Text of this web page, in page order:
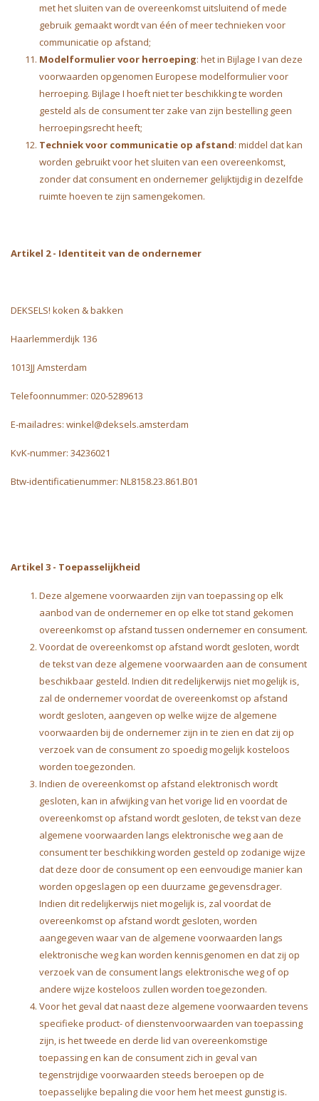
met het sluiten van de overeenkomst uitsluitend of mede
gebruik gemaakt wordt van één of meer technieken voor
communicatie op afstand;
Modelformulier voor herroeping: het in Bijlage I van deze
voorwaarden opgenomen Europese modelformulier voor
herroeping. Bijlage I hoeft niet ter beschikking te worden
gesteld als de consument ter zake van zijn bestelling geen
herroepingsrecht heeft;
Techniek voor communicatie op afstand: middel dat kan
worden gebruikt voor het sluiten van een overeenkomst,
zonder dat consument en ondernemer gelijktijdig in dezelfde
ruimte hoeven te zijn samengekomen.
Artikel 2 - Identiteit van de ondernemer
DEKSELS! koken & bakken
Haarlemmerdijk 136
1013JJ Amsterdam
Telefoonnummer: 020-5289613
E-mailadres: winkel@deksels.amsterdam
KvK-nummer: 34236021
Btw-identificatienummer: NL8158.23.861.B01
Artikel 3 - Toepasselijkheid
Deze algemene voorwaarden zijn van toepassing op elk
aanbod van de ondernemer en op elke tot stand gekomen
overeenkomst op afstand tussen ondernemer en consument.
Voordat de overeenkomst op afstand wordt gesloten, wordt
de tekst van deze algemene voorwaarden aan de consument
beschikbaar gesteld. Indien dit redelijkerwijs niet mogelijk is,
zal de ondernemer voordat de overeenkomst op afstand
wordt gesloten, aangeven op welke wijze de algemene
voorwaarden bij de ondernemer zijn in te zien en dat zij op
verzoek van de consument zo spoedig mogelijk kosteloos
worden toegezonden.
Indien de overeenkomst op afstand elektronisch wordt
gesloten, kan in afwijking van het vorige lid en voordat de
overeenkomst op afstand wordt gesloten, de tekst van deze
algemene voorwaarden langs elektronische weg aan de
consument ter beschikking worden gesteld op zodanige wijze
dat deze door de consument op een eenvoudige manier kan
worden opgeslagen op een duurzame gegevensdrager.
Indien dit redelijkerwijs niet mogelijk is, zal voordat de
overeenkomst op afstand wordt gesloten, worden
aangegeven waar van de algemene voorwaarden langs
elektronische weg kan worden kennisgenomen en dat zij op
verzoek van de consument langs elektronische weg of op
andere wijze kosteloos zullen worden toegezonden.
Voor het geval dat naast deze algemene voorwaarden tevens
specifieke product- of dienstenvoorwaarden van toepassing
zijn, is het tweede en derde lid van overeenkomstige
toepassing en kan de consument zich in geval van
tegenstrijdige voorwaarden steeds beroepen op de
toepasselijke bepaling die voor hem het meest gunstig is.